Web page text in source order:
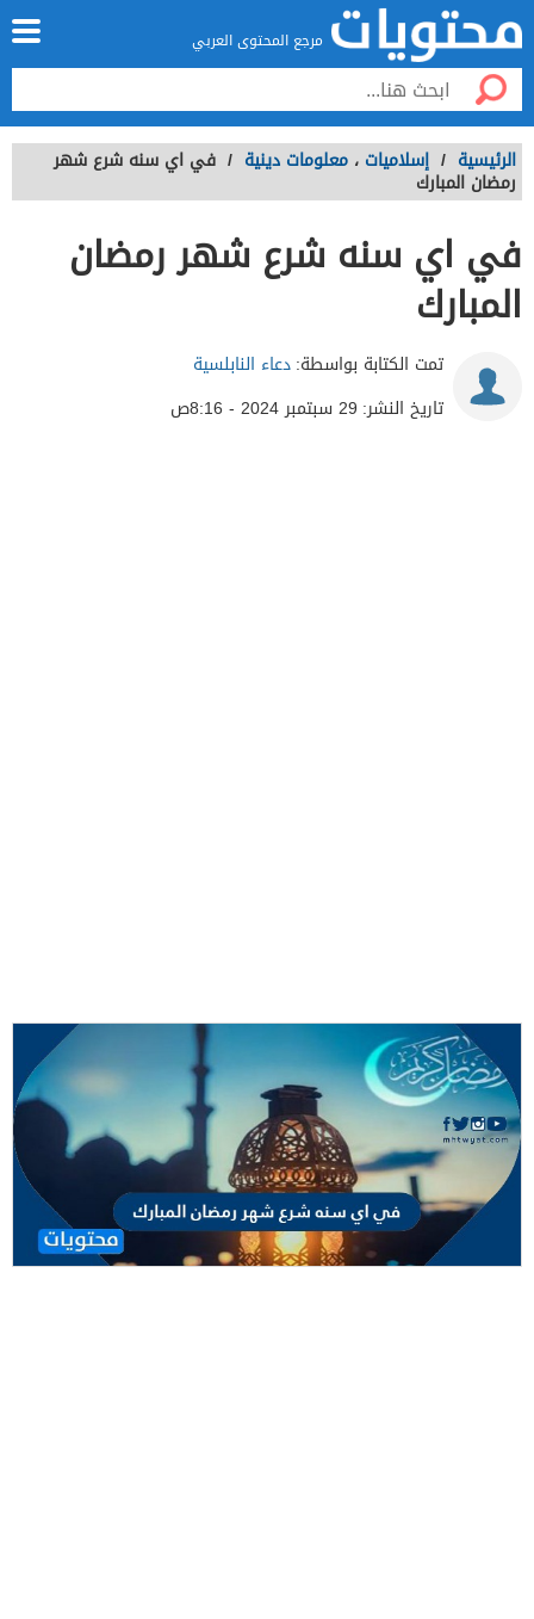
مرجع المحتوى العربي
الرئيسية / إسلاميات ، معلومات دينية / في اي سنه شرع شهر
رمضان المبارك
في اي سنه شرع شهر رمضان
المبارك
تمت الكتابة بواسطة:دعاء النابلسية
تاريخ النشر: 29 سبتمبر 2024 - 8:16ص